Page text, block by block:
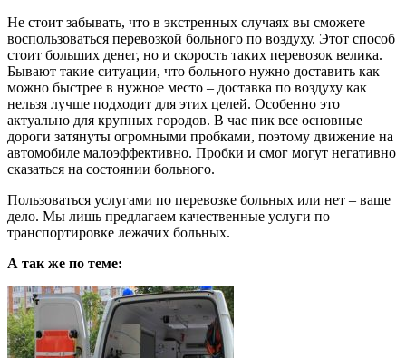
Не стоит забывать, что в экстренных случаях вы сможете
воспользоваться перевозкой больного по воздуху. Этот способ
стоит больших денег, но и скорость таких перевозок велика.
Бывают такие ситуации, что больного нужно доставить как
можно быстрее в нужное место – доставка по воздуху как
нельзя лучше подходит для этих целей. Особенно это
актуально для крупных городов. В час пик все основные
дороги затянуты огромными пробками, поэтому движение на
автомобиле малоэффективно. Пробки и смог могут негативно
сказаться на состоянии больного.
Пользоваться услугами по перевозке больных или нет – ваше
дело. Мы лишь предлагаем качественные услуги по
транспортировке лежачих больных.
А так же по теме: